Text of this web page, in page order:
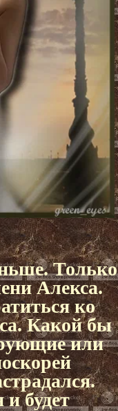
Только
Алекса.
ко
Какой бы
или
будет